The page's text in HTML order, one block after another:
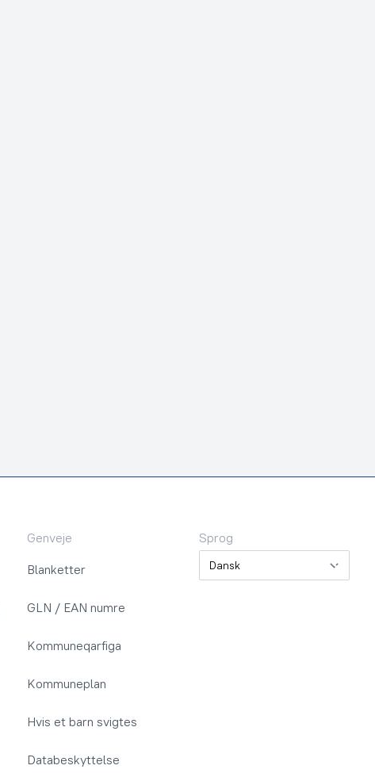
Genveje
Blanketter
GLN / EAN numre
Kommuneqarfiga
Kommuneplan
Hvis et barn svigtes
Databeskyttelse
Sprog
Sprog